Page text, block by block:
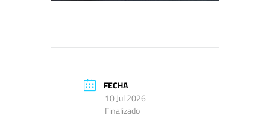
FECHA
10 Jul 2026
Finalizado